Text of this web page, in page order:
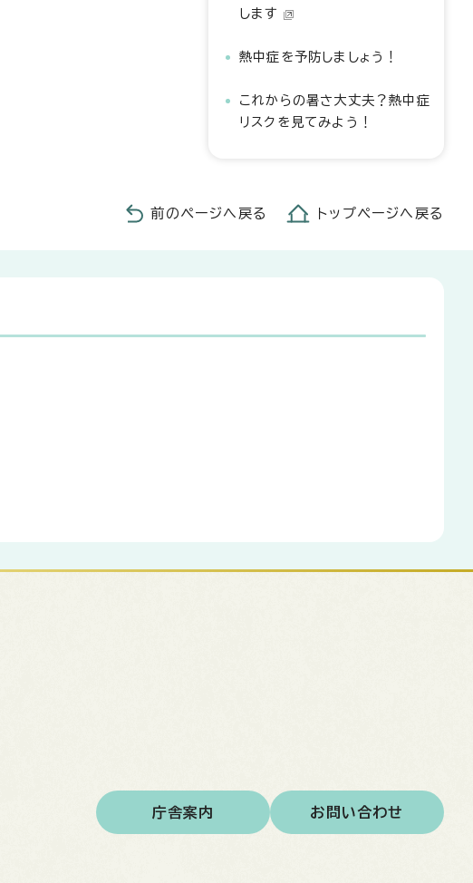
します
熱中症を予防しましょう！
これからの暑さ大丈夫？熱中症
リスクを見てみよう！
前のページへ戻る トップページへ戻る
庁舎案内 お問い合わせ